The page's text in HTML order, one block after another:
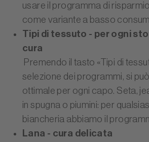
usare il programma di
come variante a basso
Tipi di tessuto - per ogni
cura
Premendo il tasto «Tipi di
selezione dei programmi, si
ottimale per ogni capo. Seta,
in spugna o piumini: per
biancheria abbiamo il
Lana - cura delicata